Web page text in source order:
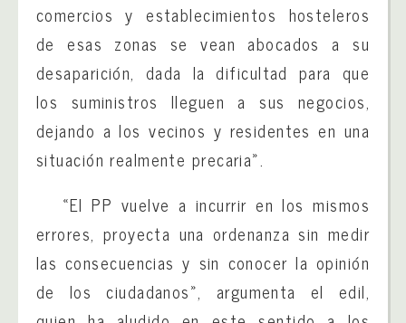
comercios y establecimientos hosteleros
de esas zonas se vean abocados a su
desaparición, dada la dificultad para que
los suministros lleguen a sus negocios,
dejando a los vecinos y residentes en una
situación realmente precaria».
«El PP vuelve a incurrir en los mismos
errores, proyecta una ordenanza sin medir
las consecuencias y sin conocer la opinión
de los ciudadanos», argumenta el edil,